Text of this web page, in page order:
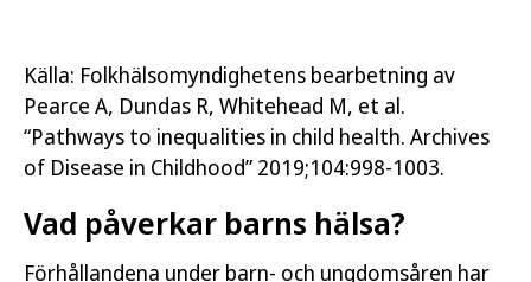
Källa: Folkhälsomyndighetens bearbetning av
Pearce A, Dundas R, Whitehead M, et al.
“Pathways to inequalities in child health. Archives
of Disease in Childhood” 2019;104:998-1003.
Vad påverkar barns hälsa?
Förhållandena under barn- och ungdomsåren har